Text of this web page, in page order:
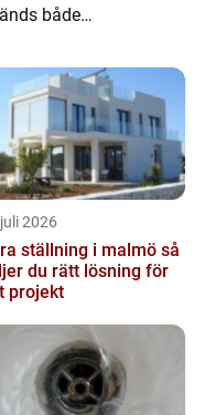
både
till ett eftertr...
2026
ställning i malmö så
du rätt lösning för
projekt